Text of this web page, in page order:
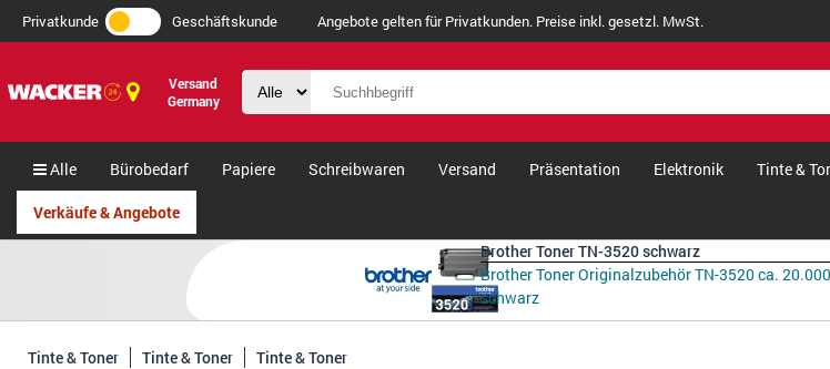
Privatkunde Geschäftskunde Angebote gelten für Privatkunden. Preise inkl. gesetzl. MwSt.
Versand
Germany
Alle Bürobedarf Papiere Schreibwaren Versand Präsentation Elektronik Tinte &
Verkäufe & Angebote
Brother Toner TN-3520 schwarz
Brother Toner Originalzubehör TN-3520 ca.
schwarz
Tinte & Toner Tinte & Toner Tinte & Toner